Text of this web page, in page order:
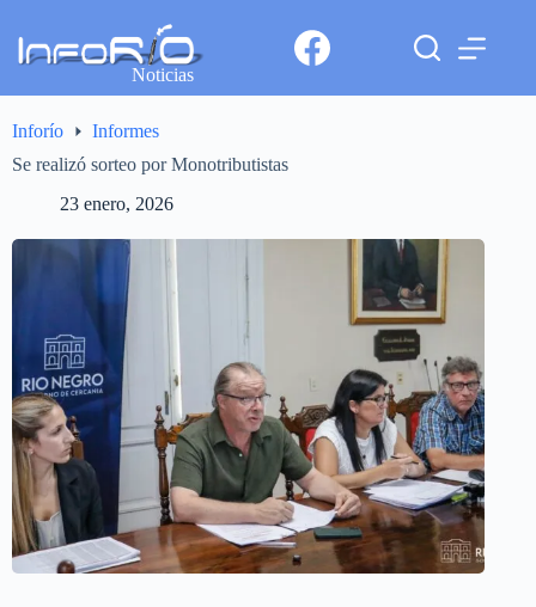
Noticias
Inforío
Informes
Se realizó sorteo por Monotributistas
23 enero, 2026